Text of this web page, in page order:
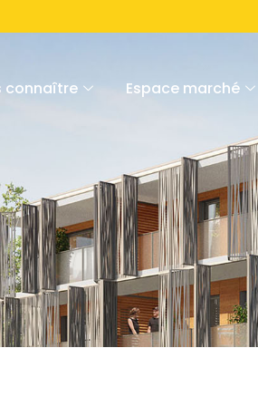
connaître Espace marché